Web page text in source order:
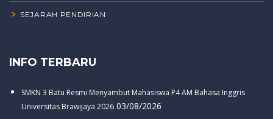
SEJARAH PENDIRIAN
INFO TERBARU
SMKN 3 Batu Resmi Menyambut Mahasiswa P4 AM Bahasa Inggris
Universitas Brawijaya 2026 03/08/2026